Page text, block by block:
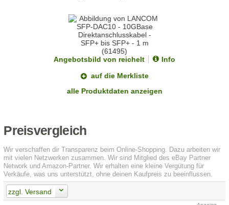
Angebotsbild von reichelt
Info
auf die Merkliste
alle Produktdaten anzeigen
Preisvergleich
Wir verschaffen dir Transparenz beim Online-Shopping. Dazu arbeiten wir
mit vielen Netzwerken zusammen. Wir sind Mitglied des eBay Partner
Network und Amazon-Partner. Wir erhalten eine kleine Vergütung für
Verkäufe, was uns unterstützt, ohne deinen Kaufpreis zu beeinflussen.
zzgl. Versand